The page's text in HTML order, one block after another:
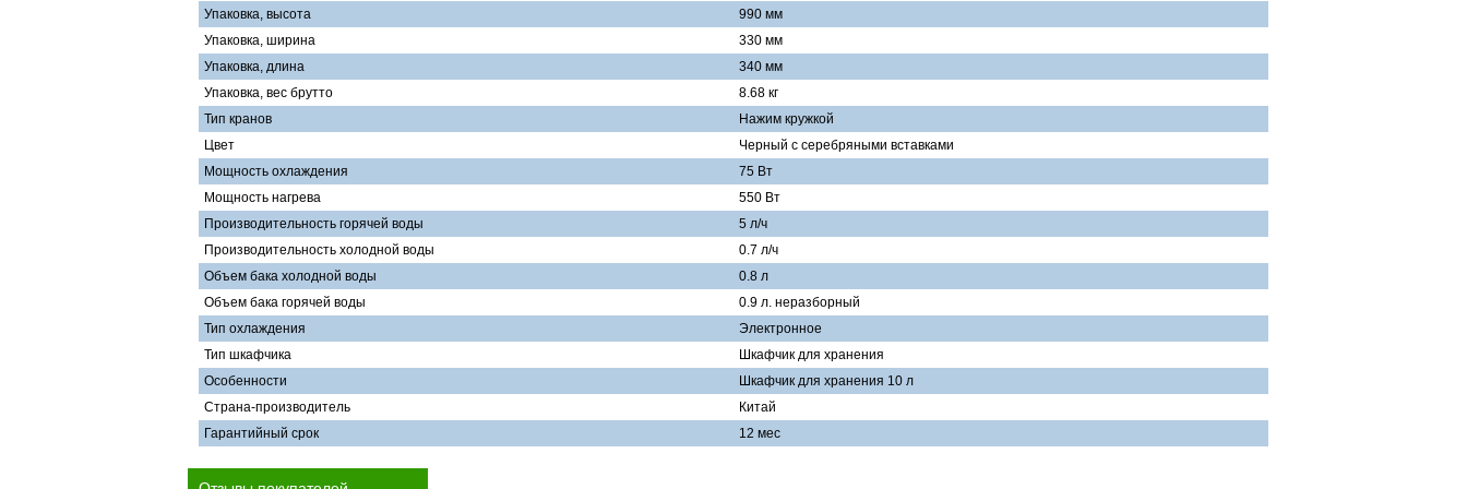
Упаковка, высота
990 мм
Упаковка, ширина
330 мм
Упаковка, длина
340 мм
Упаковка, вес брутто
8.68 кг
Тип кранов
Нажим кружкой
Цвет
Черный с серебряными вставками
Мощность охлаждения
75 Вт
Мощность нагрева
550 Вт
Производительность горячей воды
5 л/ч
Производительность холодной воды
0.7 л/ч
Объем бака холодной воды
0.8 л
Объем бака горячей воды
0.9 л. неразборный
Тип охлаждения
Электронное
Тип шкафчика
Шкафчик для хранения
Особенности
Шкафчик для хранения 10 л
Страна-производитель
Китай
Гарантийный срок
12 мес